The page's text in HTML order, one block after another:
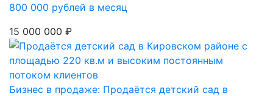
800 000 рублей в месяц
15 000 000 ₽
Бизнес в продаже: Продаётся детский сад в